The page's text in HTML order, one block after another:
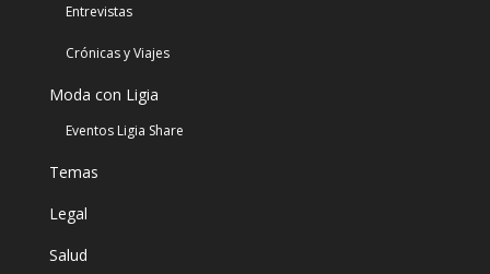
Entrevistas
Crónicas y Viajes
Moda con Ligia
Eventos Ligia Share
Temas
Legal
Salud